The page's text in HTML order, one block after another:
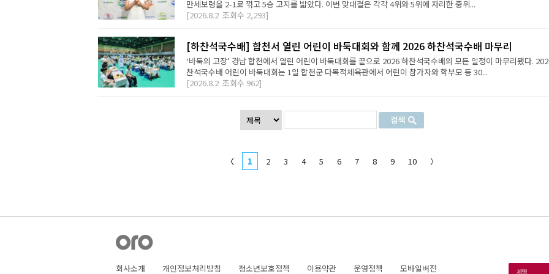
만세보령을 2-1로 꺾고 5승 고지를 밟았다. 이번 맞대결은 각각 4위와 5위에 자리한 중위...
[2026.8.2 조회수 2,293]
[하찬석국수배] 합천서 열린 어린이 바둑대회와 함께 2026 하찬석국수배 마무리
‘바둑의 고장’ 경남 합천에서 열린 어린이 바둑대회를 끝으로 2026 하찬석국수배의 모든 일정이 마무리됐다.
찬석국수배 어린이 바둑대회는 1일 합천군 다목적체육관에서 어린이 참가자와 학부모 등 30...
[2026.8.2 조회수 962]
〈 1 2 3 4 5 6 7 8 9 10 〉
회사소개 개인정보처리방침 청소년보호정책 이용약관 운영정책 모바일버전